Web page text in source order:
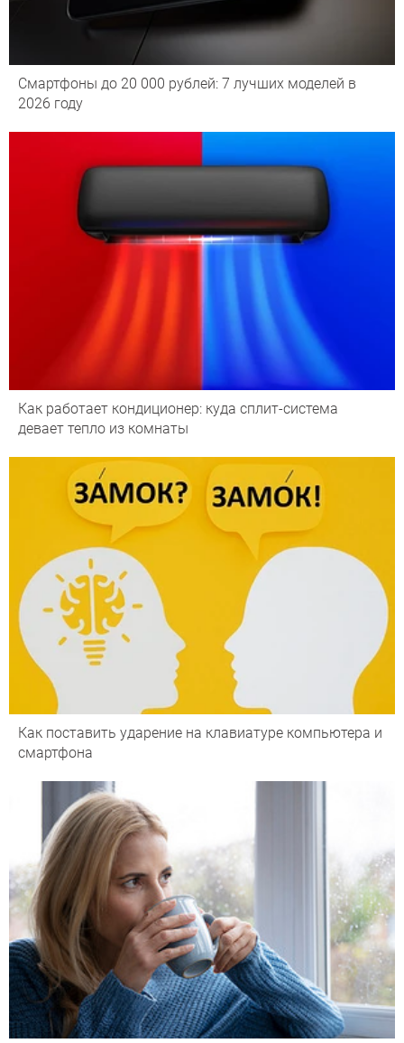
Смартфоны до 20 000 рублей: 7 лучших моделей в
2026 году
Как работает кондиционер: куда сплит-система
девает тепло из комнаты
Как поставить ударение на клавиатуре компьютера и
смартфона